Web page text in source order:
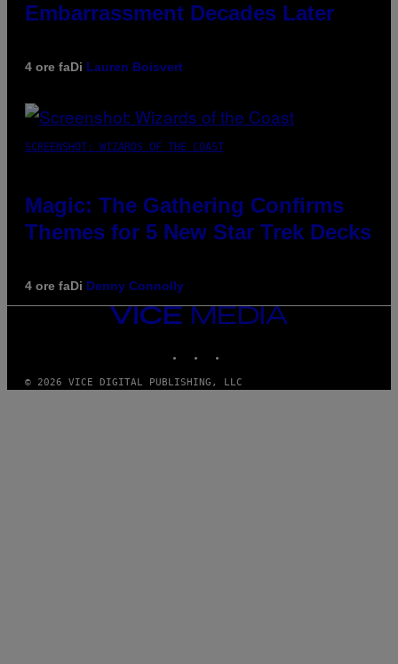
Embarrassment Decades Later
4 ore faDi Lauren Boisvert
SCREENSHOT: WIZARDS OF THE COAST
Magic: The Gathering Confirms
Themes for 5 New Star Trek Decks
4 ore faDi Denny Connolly
VICE
© 2026 VICE DIGITAL PUBLISHING, LLC